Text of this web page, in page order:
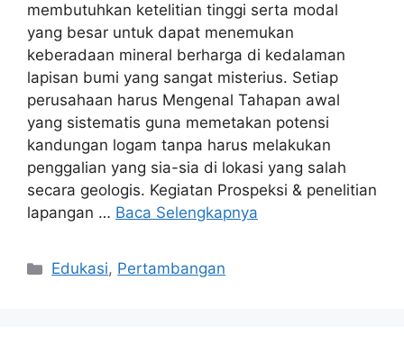
membutuhkan ketelitian tinggi serta modal
yang besar untuk dapat menemukan
keberadaan mineral berharga di kedalaman
lapisan bumi yang sangat misterius. Setiap
perusahaan harus Mengenal Tahapan awal
yang sistematis guna memetakan potensi
kandungan logam tanpa harus melakukan
penggalian yang sia-sia di lokasi yang salah
secara geologis. Kegiatan Prospeksi & penelitian
lapangan … Baca Selengkapnya
Kategori
Edukasi, Pertambangan